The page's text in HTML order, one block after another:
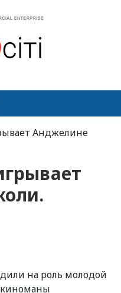
Анджелине
на роль молодой